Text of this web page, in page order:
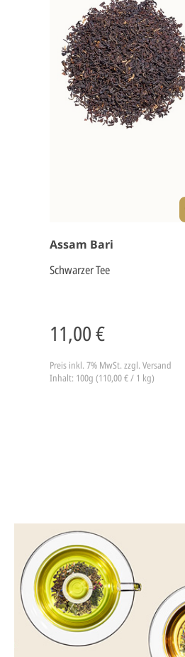
Assam Bari
Schwarzer Tee
11,00 €
Preis inkl. 7% MwSt. zzgl. Versand
Inhalt: 100g (110,00 € / 1 kg)